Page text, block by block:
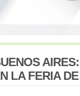
LA FERIA